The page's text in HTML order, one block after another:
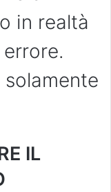
in realtà
IL